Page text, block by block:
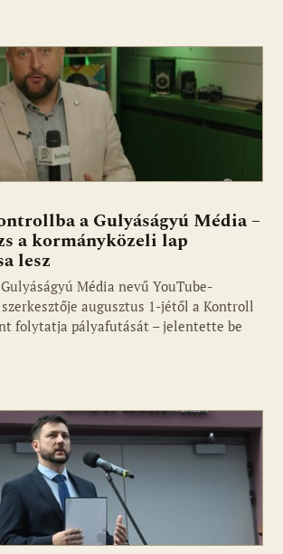
a Gulyáságyú Média –
a kormányközeli lap
lesz
Média nevű YouTube-
augusztus 1-jétől a Kontroll
folytatja pályafutását – jelentette be